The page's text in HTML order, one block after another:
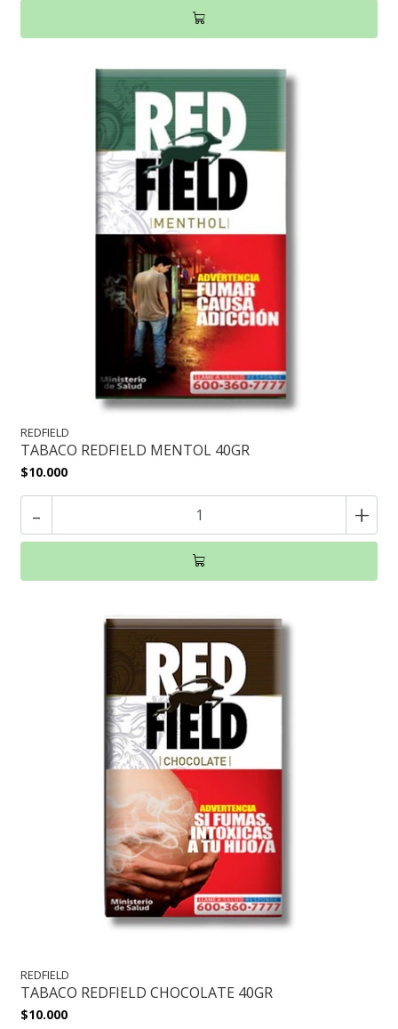
REDFIELD
TABACO REDFIELD MENTOL 40GR
$10.000
- +
REDFIELD
TABACO REDFIELD CHOCOLATE 40GR
$10.000